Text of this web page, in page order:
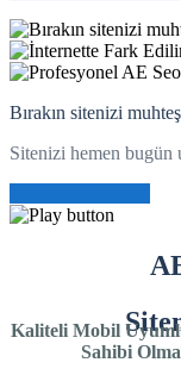
Bırakın sitenizi
Sitenizi hemen bugün
Kaliteli Mobil
Sahibi